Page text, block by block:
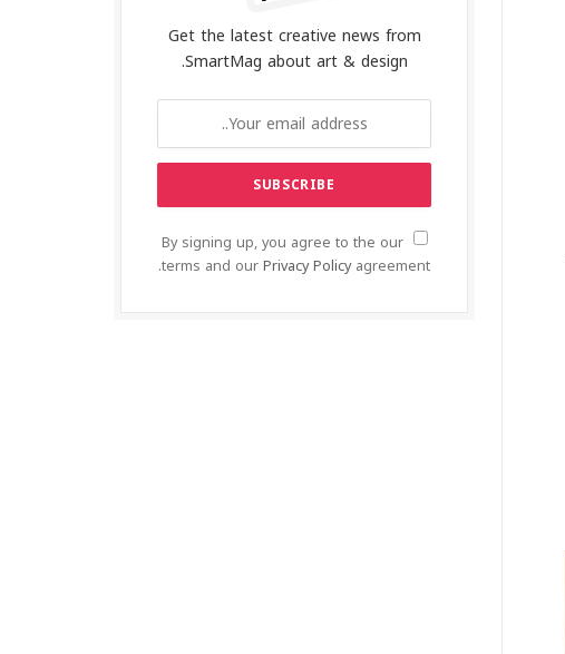
Get the latest creative news from
SmartMag about art & design.
By signing up, you agree to the our
terms and ourPrivacy Policyagreement.